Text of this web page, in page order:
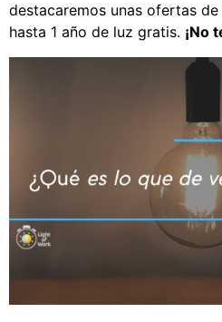
destacaremos unas ofertas
hasta 1 año de luz gratis. ¡No